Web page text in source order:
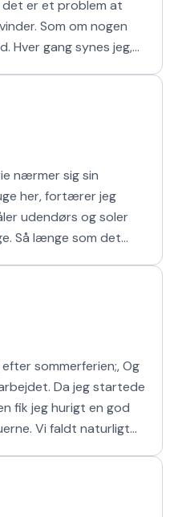
er et problem at
Som om nogen
nærmer sig sin
her, fortærer jeg
udendørs og soler
Så længe som det
sommerferien;, Og
startede
fik jeg hurigt en god
Vi faldt naturligt